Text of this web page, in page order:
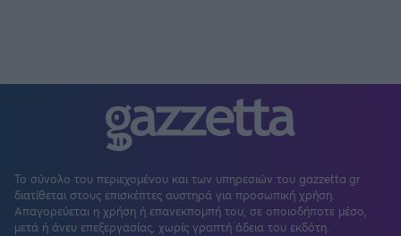
Το σύνολο του περιεχομένου και των υπηρεσιών του gazzetta.gr
διατίθεται στους επισκέπτες αυστηρά για προσωπική χρήση.
Απαγορεύεται η χρήση ή επανεκπομπή του, σε οποιοδήποτε μέσο,
μετά ή άνευ επεξεργασίας, χωρίς γραπτή άδεια του εκδότη.